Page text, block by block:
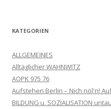
KATEGORIEN
ALLGEMEINES
Alltäglicher WAHNWITZ
AOPK 975 76
Aufstehen Berlin – Nich nöl'n!
BILDUNG u. SOZIALISATION